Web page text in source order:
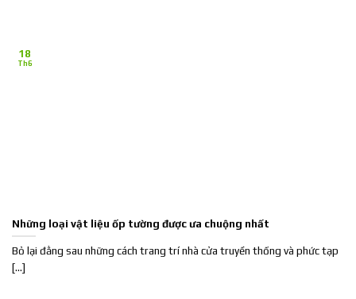
Những loại vật liệu ốp tường được ưa chuộng nhất
Bỏ lại đằng sau những cách trang trí nhà cửa truyền thống và phức tạp
[...]
18
Th6